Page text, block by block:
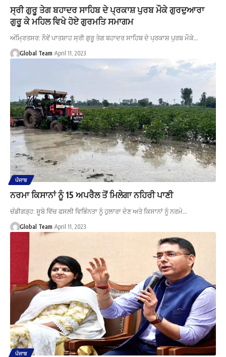
ਸ੍ਰੀ ਗੁਰੂ ਤੇਗ ਬਹਾਦਰ ਸਾਹਿਬ ਦੇ ਪ੍ਰਕਾਸ਼ ਪੁਰਬ ਮੌਕੇ ਗੁਰਦੁਆਰਾ
ਗੁਰੂ ਕੇ ਮਹਿਲ ਵਿਖੇ ਹੋਏ ਗੁਰਮਤਿ ਸਮਾਗਮ
ਅੰਮ੍ਰਿਤਸਰ: ਨੌਵੇਂ ਪਾਤਸ਼ਾਹ ਸ੍ਰੀ ਗੁਰੂ ਤੇਗ ਬਹਾਦਰ ਸਾਹਿਬ ਦੇ ਪ੍ਰਕਾਸ਼ ਪੁਰਬ ਮੌਕੇ…
Global Team April 11, 2023
ਪੰਜਾਬ
ਨਰਮਾ ਕਿਸਾਨਾਂ ਨੂੰ 15 ਅਪਰੈਲ ਤੋਂ ਮਿਲੇਗਾ ਨਹਿਰੀ ਪਾਣੀ
ਚੰਡੀਗੜ੍ਹ: ਸੂਬੇ ਵਿੱਚ ਫਸਲੀ ਵਿਭਿੰਨਤਾ ਨੂੰ ਹੁਲਾਰਾ ਦੇਣ ਅਤੇ ਕਿਸਾਨਾਂ ਨੂੰ ਨਰਮੇ…
Global Team April 11, 2023
ਪੰਜਾਬ